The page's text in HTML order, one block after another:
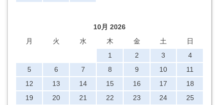
10月 2026
月
火 水 木 金 土
日
1
2 3
4
5
6 7 8 9 10
11
12
13 14 15 16 17
18
19
20 21 22 23 24
25